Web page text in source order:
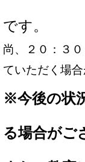
です。
尚、２０：３
ていただく場合
※今後の状
る場合がご